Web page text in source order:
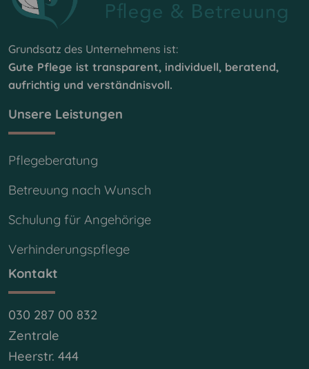
Grundsatz des Unternehmens ist:
Gute Pflege ist transparent, individuell, beratend,
aufrichtig und verständnisvoll.
Unsere Leistungen
Pflegeberatung
Betreuung nach Wunsch
Schulung für Angehörige
Verhinderungspflege
Kontakt
030 287 00 832
Zentrale
Heerstr. 444